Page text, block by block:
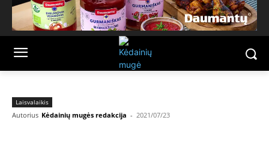
Laisvalaikis
Autorius Kėdainių mugės redakcija - 2021/07/23